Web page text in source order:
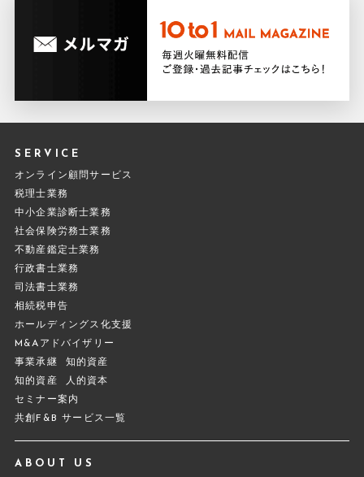
SERVICE
オンライン顧問サービス
税理士業務
中小企業診断士業務
社会保険労務士業務
不動産鑑定士業務
行政書士業務
司法書士業務
相続税申告
ホールディングス化支援
M&Aアドバイザリー
事業承継
知的資産
知的資産
人的資本
セミナー案内
共創F&B サービス一覧
ABOUT US